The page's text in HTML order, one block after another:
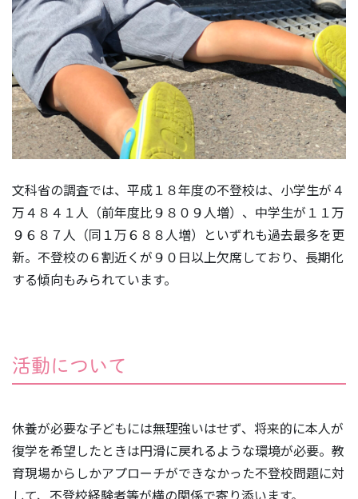
文科省の調査では、平成１８年度の不登校は、小学生が４
万４８４１人（前年度比９８０９人増）、中学生が１１万
９６８７人（同１万６８８人増）といずれも過去最多を更
新。不登校の６割近くが９０日以上欠席しており、長期化
する傾向もみられています。
活動について
休養が必要な子どもには無理強いはせず、将来的に本人が
復学を希望したときは円滑に戻れるような環境が必要。教
育現場からしかアプローチができなかった不登校問題に対
して、不登校経験者等が横の関係で寄り添います。